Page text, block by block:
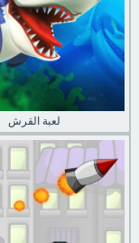
لعبة القرش